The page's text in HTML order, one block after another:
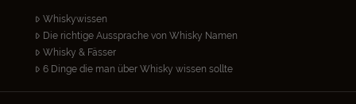
Whiskywissen
Die richtige Aussprache von Whisky Namen
Whisky & Fässer
6 Dinge die man über Whisky wissen sollte